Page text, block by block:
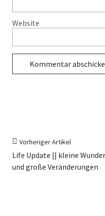
Website
Vorheriger Artikel
Life Update || kleine Wunder
und große Veränderungen